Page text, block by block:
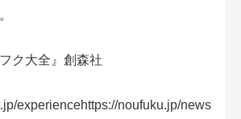
ェブ経営診断
ク大全』創森社
experiencehttps://noufuku.jp/news